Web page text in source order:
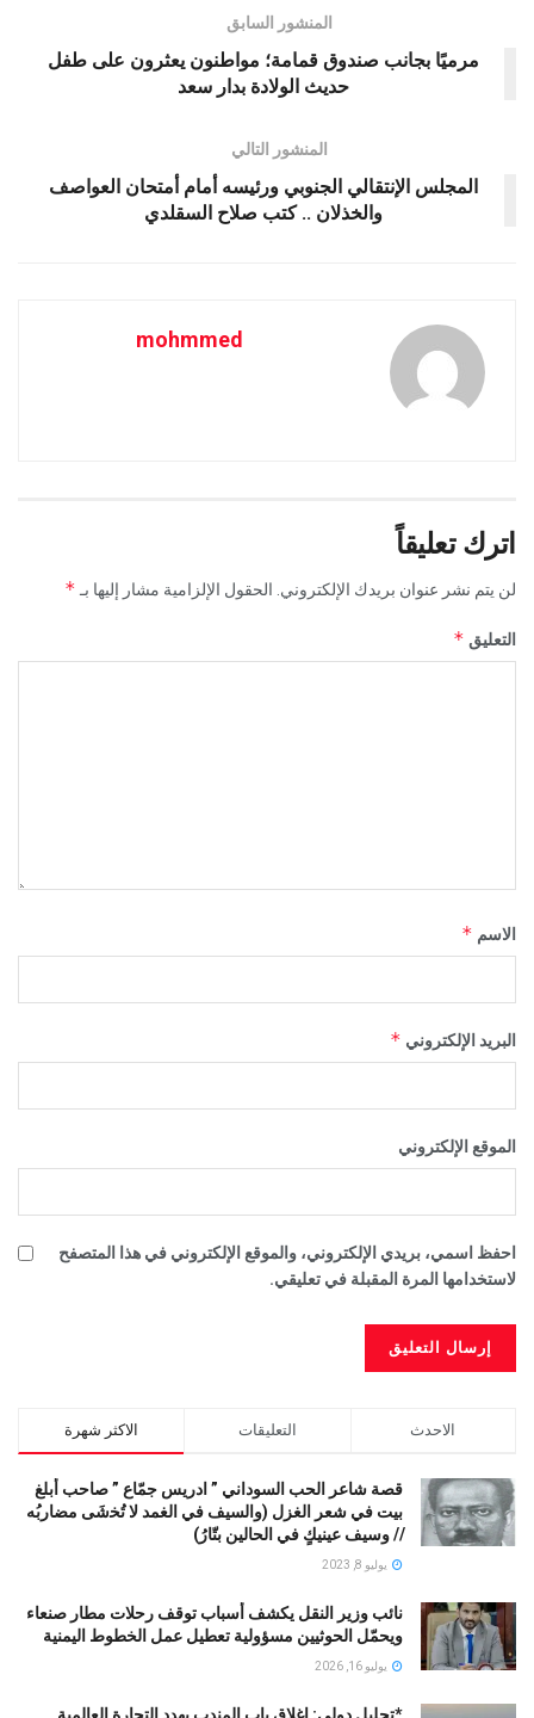
المنشور السابق
مرميًا بجانب صندوق قمامة؛ مواطنون يعثرون على طفل
حديث الولادة بدار سعد
المنشور التالي
المجلس الإنتقالي الجنوبي ورئيسه أمام أمتحان العواصف
والخذلان .. كتب صلاح السقلدي
mohmmed
اترك تعليقاً
لن يتم نشر عنوان بريدك الإلكتروني. الحقول الإلزامية مشار إليها بـ *
التعليق *
الاسم *
البريد الإلكتروني *
الموقع الإلكتروني
احفظ اسمي، بريدي الإلكتروني، والموقع الإلكتروني في هذا المتصفح
لاستخدامها المرة المقبلة في تعليقي.
الاكثر شهرة التعليقات الاحدث
قصة شاعر الحب السوداني ” ادريس جمّاع ” صاحب أبلغ
بيت في شعر الغزل (وﺍﻟﺴﻴﻒ ﻓﻲ الغمد ﻻ ﺗُﺨشَى مضاربُه
// ﻭﺳﻴﻒ ﻋﻴﻨﻴﻚٍ ﻓﻲ ﺍﻟﺤﺎﻟﻴﻦ ﺑﺘّﺎﺭُ)
يوليو 8, 2023
نائب وزير النقل يكشف أسباب توقف رحلات مطار صنعاء
ويحمّل الحوثيين مسؤولية تعطيل عمل الخطوط اليمنية
يوليو 16, 2026